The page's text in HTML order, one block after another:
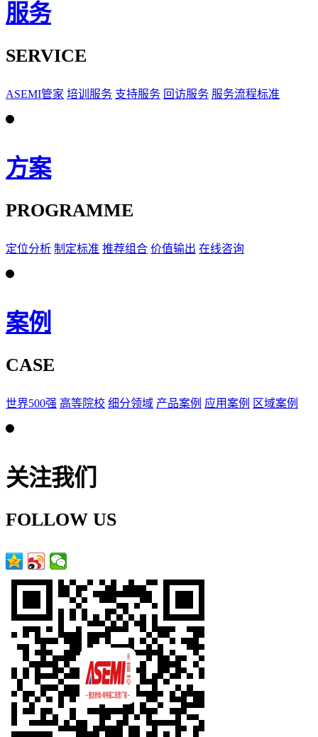
服务
SERVICE
ASEMI管家 培训服务 支持服务 回访服务 服务流程标准
方案
PROGRAMME
定位分析 制定标准 推荐组合 价值输出 在线咨询
案例
CASE
世界500强 高等院校 细分领域 产品案例 应用案例 区域案例
关注我们
FOLLOW US